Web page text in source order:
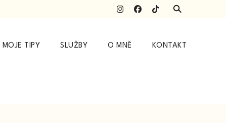
MOJE TIPY SLUŽBY O MNĚ KONTAKT